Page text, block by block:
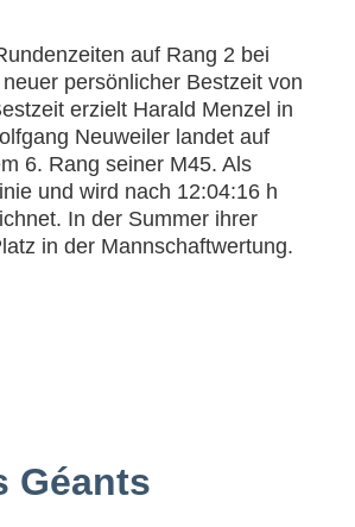
auf Rang 2 bei
persönlicher Bestzeit von
erzielt Harald Menzel in
Neuweiler landet auf
6. Rang seiner M45. Als
und wird nach 12:04:16 h
In der Summer ihrer
in der Mannschaftwertung.
Géants